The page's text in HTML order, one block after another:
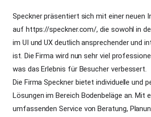
Speckner präsentiert sich mit einer neuen
auf https://speckner.com/, die sowohl in
im UI und UX deutlich ansprechender und
ist. Die Firma wird nun sehr viel
was das Erlebnis für Besucher verbessert.
Die Firma Speckner bietet individuelle und
Lösungen im Bereich Bodenbeläge an. Mit
umfassenden Service von Beratung,